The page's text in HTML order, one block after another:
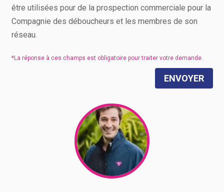
être utilisées pour de la prospection commerciale pour la
Compagnie des déboucheurs et les membres de son
réseau.
ENVOYER